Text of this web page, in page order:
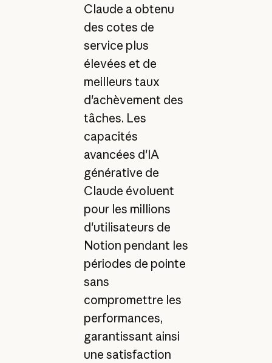
Claude a obtenu
des cotes de
service plus
élevées et de
meilleurs taux
d'achèvement des
tâches. Les
capacités
avancées d'IA
générative de
Claude évoluent
pour les millions
d'utilisateurs de
Notion pendant les
périodes de pointe
sans
compromettre les
performances,
garantissant ainsi
une satisfaction